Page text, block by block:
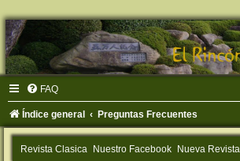
FAQ
Índice general Preguntas Frecuentes
Revista Clasica Nuestro Facebook Nueva Revista